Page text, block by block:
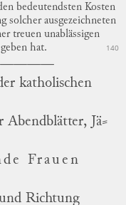
bedeutendsten Kosten
solcher ausgezeichneten
treuen unablässigen
hat.
140
katholischen
Abendblätter, Jä⸗
Frauen
Richtung